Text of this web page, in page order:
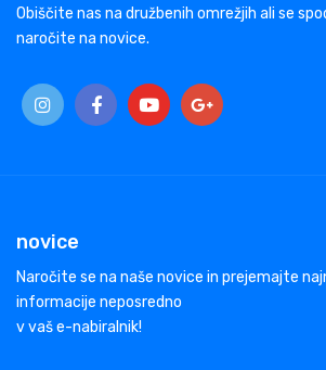
Obiščite nas na družbenih omrežjih ali se
naročite na novice.
novice
Naročite se na naše novice in prejemajte
informacije neposredno
v vaš e-nabiralnik!